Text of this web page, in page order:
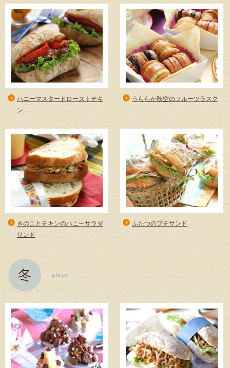
ハニーマスタードローストチキ
ン
うららか秋空のフルーツラスク
きのことチキンのハニーサラダ
サンド
ふたつのプチサンド